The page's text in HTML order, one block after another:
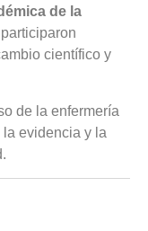
de la
científico y
de la enfermería
evidencia y la